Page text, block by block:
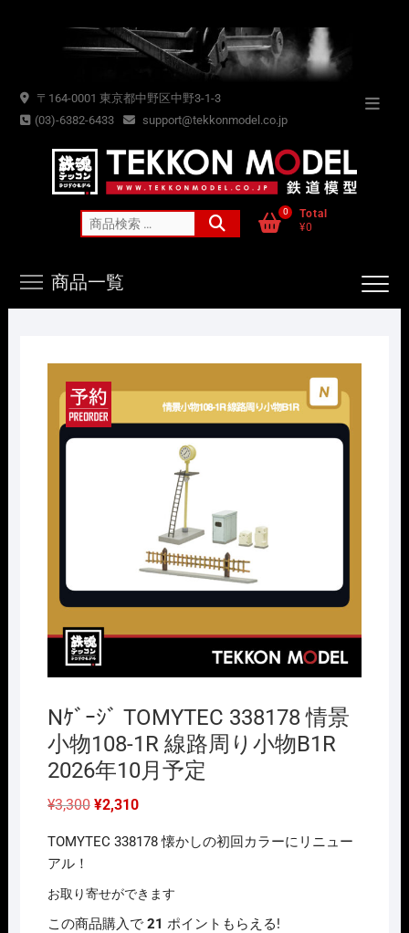
〒164-0001 東京都中野区中野3-1-3
(03)-6382-6433
support@tekkonmodel.co.jp
索
0
Total
¥0
商品一覧
Nｹﾞｰｼﾞ TOMYTEC 338178 情景
小物108-1R 線路周り小物B1R
2026年10月予定
¥3,300 元
格
で
し
た。
¥2,310現
価
¥2,310
で
TOMYTEC 338178 懐かしの初回カラーにリニュー
アル！
お取り寄せができます
この商品購入で 21 ポイントもらえる!